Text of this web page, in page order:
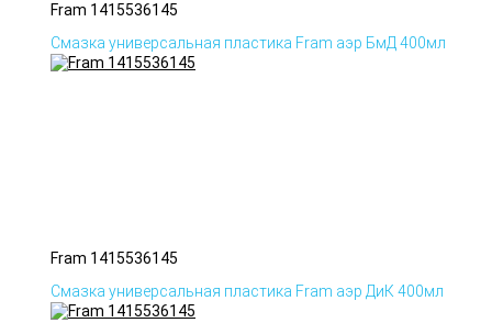
Fram 1415536145
Смазка универсальная пластика Fram аэр БмД 400мл
Fram 1415536145
Смазка универсальная пластика Fram аэр ДиК 400мл